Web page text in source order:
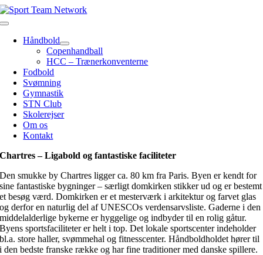
Skip
to
Toggle
NavigationHåndbold
Copenhandball
HCC – Trænerkonventerne
Fodbold
Svømning
Gymnastik
STN Club
Skolerejser
Om os
Kontakt
Chartres – Ligabold og fantastiske faciliteter
Den smukke by Chartres ligger ca. 80 km fra Paris. Byen er kendt for
sine fantastiske bygninger – særligt domkirken stikker ud og er bestemt
et besøg værd. Domkirken er et mesterværk i arkitektur og farvet glas
og derfor en naturlig del af UNESCOs verdensarvsliste. Gaderne i den
middelalderlige bykerne er hyggelige og indbyder til en rolig gåtur.
Byens sportsfaciliteter er helt i top. Det lokale sportscenter indeholder
bl.a. store haller, svømmehal og fitnesscenter. Håndboldholdet hører til
i den bedste franske række og har fine traditioner med danske spillere.